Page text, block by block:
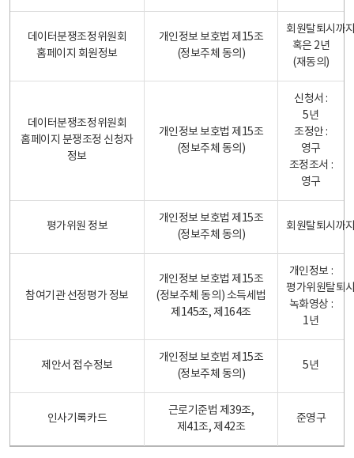
데이터분쟁조정위원회
홈페이지 회원정보
개인정보 보호법 제15조
(정보주체 동의)
회원탈퇴시까
혹은 2년
(재동의)
데이터분쟁조정위원회
홈페이지 분쟁조정 신청자
정보
개인정보 보호법 제15조
(정보주체 동의)
신청서 :
5년
조정안 :
영구
조정조서 :
영구
평가위원 정보
개인정보 보호법 제15조
(정보주체 동의)
회원탈퇴시까
참여기관 선정평가 정보
개인정보 보호법 제15조
(정보주체 동의) 소득세법
제145조, 제164조
개인정보 :
평가위원탈퇴
녹화영상 :
1년
제안서 접수정보
개인정보 보호법 제15조
(정보주체 동의)
5년
인사기록카드
근로기준법 제39조,
제41조, 제42조
준영구